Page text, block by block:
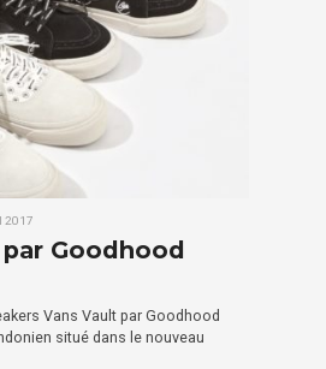
2017
Goodhood
Vans Vault par Goodhood
situé dans le nouveau